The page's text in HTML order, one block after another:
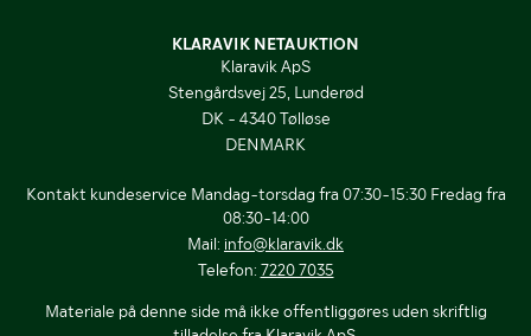
KLARAVIK NETAUKTION
Klaravik ApS
Stengårdsvej 25, Lunderød
DK - 4340 Tølløse
DENMARK
Kontakt kundeservice Mandag-torsdag fra 07:30-15:30 Fredag fra
08:30-14:00
Mail: info@klaravik.dk
Telefon: 7220 7035
Materiale på denne side må ikke offentliggøres uden skriftlig